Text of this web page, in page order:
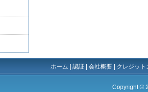
ホーム 認証 会社概要 クレジッ
Copyright ©